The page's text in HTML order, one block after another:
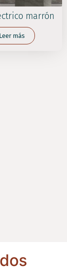
marrón
Leer más